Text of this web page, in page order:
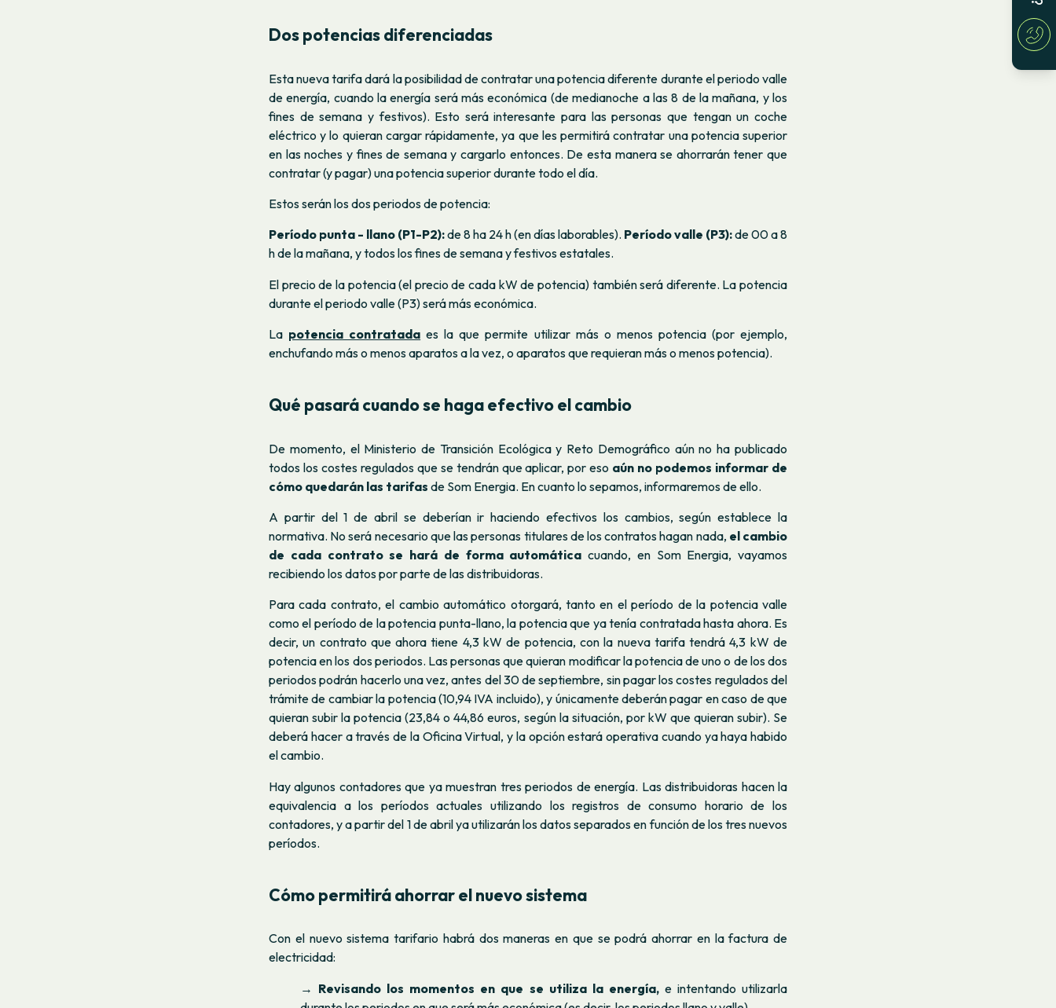
Dos potencias diferenciadas
Esta nueva tarifa dará la posibilidad de contratar una potencia diferente durante el periodo valle
de energía, cuando la energía será más económica (de medianoche a las 8 de la mañana, y los
fines de semana y festivos). Esto será interesante para las personas que tengan un coche
eléctrico y lo quieran cargar rápidamente, ya que les permitirá contratar una potencia superior
en las noches y fines de semana y cargarlo entonces. De esta manera se ahorrarán tener que
contratar (y pagar) una potencia superior durante todo el día.
Estos serán los dos periodos de potencia:
Período punta - llano (P1-P2):de 8 ha 24 h (en días laborables). Período valle (P3):de 00 a 8
h de la mañana, y todos los fines de semana y festivos estatales.
El precio de la potencia (el precio de cada kW de potencia) también será diferente. La potencia
durante el periodo valle (P3) será más económica.
La potencia contratada es la que permite utilizar más o menos potencia (por ejemplo,
enchufando más o menos aparatos a la vez, o aparatos que requieran más o menos potencia).
Qué pasará cuando se haga efectivo el cambio
De momento, el Ministerio de Transición Ecológica y Reto Demográfico aún no ha publicado
todos los costes regulados que se tendrán que aplicar, por eso aún no podemos informar de
cómo quedarán las tarifas de Som Energia. En cuanto lo sepamos, informaremos de ello.
A partir del 1 de abril se deberían ir haciendo efectivos los cambios, según establece la
normativa. No será necesario que las personas titulares de los contratos hagan nada, el cambio
de cada contrato se hará de forma automática cuando, en Som Energia, vayamos
recibiendo los datos por parte de las distribuidoras.
Para cada contrato, el cambio automático otorgará, tanto en el período de la potencia valle
como el período de la potencia punta-llano, la potencia que ya tenía contratada hasta ahora. Es
decir, un contrato que ahora tiene 4,3 kW de potencia, con la nueva tarifa tendrá 4,3 kW de
potencia en los dos periodos. Las personas que quieran modificar la potencia de uno o de los dos
periodos podrán hacerlo una vez, antes del 30 de septiembre, sin pagar los costes regulados del
trámite de cambiar la potencia (10,94 IVA incluido), y únicamente deberán pagar en caso de que
quieran subir la potencia (23,84 o 44,86 euros, según la situación, por kW que quieran subir). Se
deberá hacer a través de la Oficina Virtual, y la opción estará operativa cuando ya haya habido
el cambio.
Hay algunos contadores que ya muestran tres periodos de energía. Las distribuidoras hacen la
equivalencia a los períodos actuales utilizando los registros de consumo horario de los
contadores, y a partir del 1 de abril ya utilizarán los datos separados en función de los tres nuevos
períodos.
Cómo permitirá ahorrar el nuevo sistema
Con el nuevo sistema tarifario habrá dos maneras en que se podrá ahorrar en la factura de
electricidad:
→ Revisando los momentos en que se utiliza la energía,e intentando utilizarla